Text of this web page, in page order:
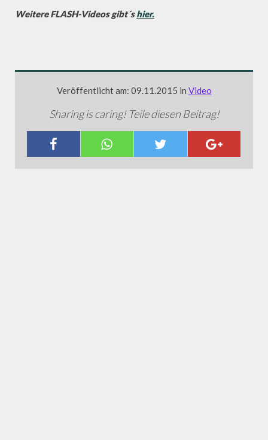
Weitere FLASH-Videos gibt´shier.
Veröffentlicht am: 09.11.2015 in Video
Sharing is caring! Teile diesen Beitrag!